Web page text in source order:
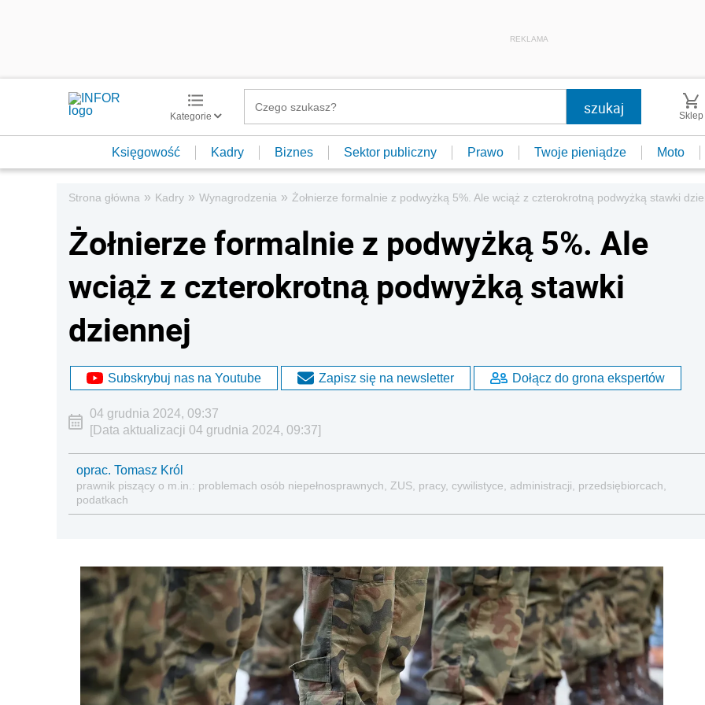
REKLAMA
Kategorie Sklep
Księgowość Kadry Biznes Sektor publiczny Prawo Twoje pieniądze Moto
Strona główna » Kadry » Wynagrodzenia » Żołnierze formalnie z podwyżką 5%. Ale wciąż z czterokrotną podwyżką stawki
Żołnierze formalnie z podwyżką 5%. Ale
wciąż z czterokrotną podwyżką stawki
dziennej
Subskrybuj nas na Youtube Zapisz się na newsletter Dołącz do grona ekspertów
04 grudnia 2024, 09:37
[Data aktualizacji 04 grudnia 2024, 09:37]
oprac. Tomasz Król
prawnik piszący o m.in.: problemach osób niepełnosprawnych, ZUS, pracy, cywilistyce, administracji, przedsiębiorcach,
podatkach